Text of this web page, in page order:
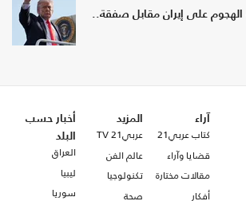
الهجوم على إيران مقابل صفقة..
آراء
كتاب عربي21
قضايا وآراء
مقالات مختارة
أفكار
المزيد
عربي21 TV
عالم الفن
تكنولوجيا
صحة
أخبار حسب
البلد
العراق
ليبيا
سوريا